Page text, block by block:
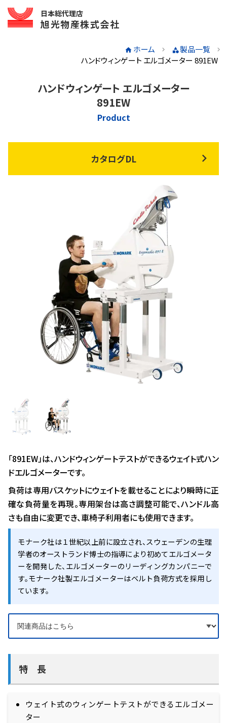
日本総代理店
旭光物産株式会社
ホーム
製品一覧
ハンドウィンゲート エルゴメーター 891EW
ハンドウィンゲート エルゴメーター
891EW
Product
カタログDL
「891EW」は、ハンドウィンゲートテストができるウェイト式ハン
ドエルゴメーターです。
負荷は専用バスケットにウェイトを載せることにより瞬時に正
確な負荷量を再現。専用架台は高さ調整可能で、ハンドル高
さも自由に変更でき、車椅子利用者にも使用できます。
モナーク社は１世紀以上前に設立され、スウェーデンの生理
学者のオーストランド博士の指導により初めてエルゴメータ
ーを開発した、エルゴメーターのリーディングカンパニーで
す。モナーク社製エルゴメーターはベルト負荷方式を採用し
ています。
特長
ウェイト式のウィンゲートテストができるエルゴメー
ター